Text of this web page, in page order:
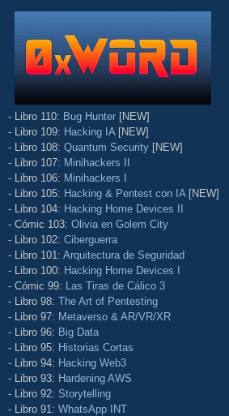
- Libro 110: Bug Hunter [NEW]
- Libro 109: Hacking IA [NEW]
- Libro 108: Quantum Security [NEW]
- Libro 107: Minihackers II
- Libro 106: Minihackers I
- Libro 105: Hacking & Pentest con IA [NEW]
- Libro 104: Hacking Home Devices II
- Cómic 103: Olivia en Golem City
- Libro 102: Ciberguerra
- Libro 101: Arquitectura de Seguridad
- Libro 100: Hacking Home Devices I
- Cómic 99: Las Tiras de Cálico 3
- Libro 98: The Art of Pentesting
- Libro 97: Metaverso & AR/VR/XR
- Libro 96: Big Data
- Libro 95: Historias Cortas
- Libro 94: Hacking Web3
- Libro 93: Hardening AWS
- Libro 92: Storytelling
- Libro 91: WhatsApp INT